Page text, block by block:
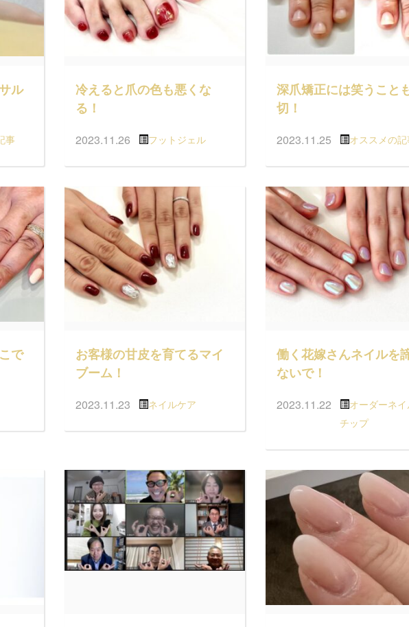
ル
事
冷えると爪の色も悪くな
る！
2023.11.26 フットジェル
深爪矯正には笑うこと
切！
2023.11.25 オススメの
で
お客様の甘皮を育てるマイ
ブーム！
2023.11.23 ネイルケア
働く花嫁さんネイルを
ないで！
2023.11.22
オーダーネ
チップ